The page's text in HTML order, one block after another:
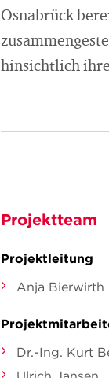
Osnabrück
hinsichtlich
Projektteam
Projektleitung
Anja Bierwirth
Dr.-Ing. Kurt